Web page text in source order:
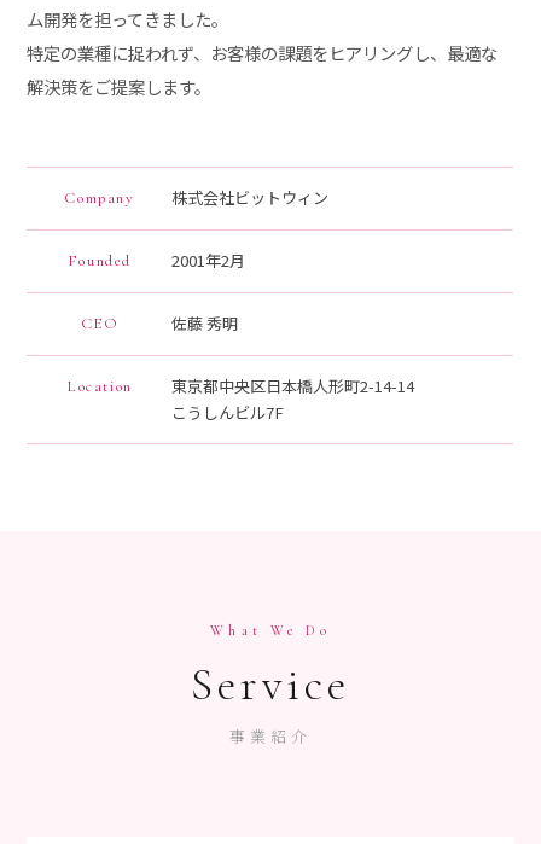
ム開発を担ってきました。
特定の業種に捉われず、お客様の課題をヒアリングし、最適な
解決策をご提案します。
Company 株式会社ビットウィン
Founded 2001年2月
CEO 佐藤 秀明
Location
東京都中央区日本橋人形町2-14-14
こうしんビル7F
What We Do
Service
事業紹介